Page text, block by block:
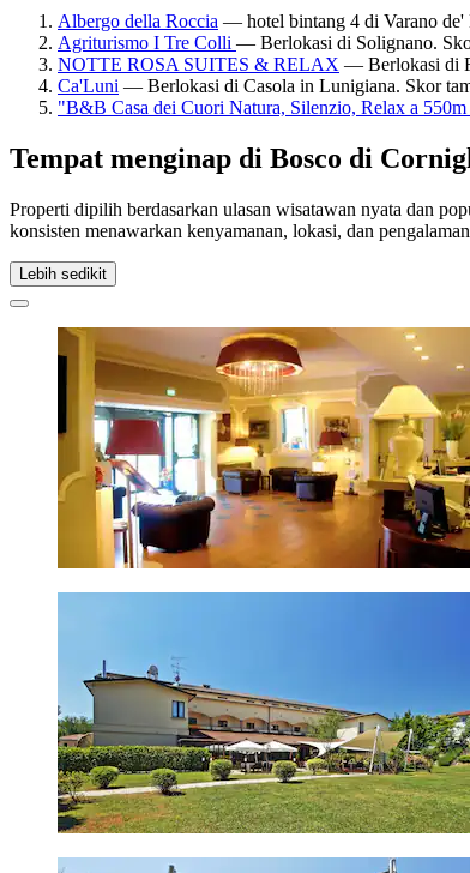
Albergo della Roccia — hotel bintang 4 di Varano
Agriturismo I Tre Colli — Berlokasi di Solignano.
NOTTE ROSA SUITES & RELAX — Berlokasi di
Ca'Luni — Berlokasi di Casola in Lunigiana. Skor
"B&B Casa dei Cuori Natura, Silenzio, Relax a
Tempat menginap di Bosco di
Properti dipilih berdasarkan ulasan wisatawan nyata dan
konsisten menawarkan kenyamanan, lokasi, dan
Lebih sedikit